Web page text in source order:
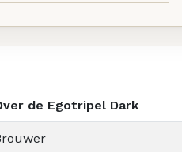
de Egotripel Dark